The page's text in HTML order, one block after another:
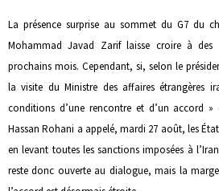
La présence surprise au sommet du G7 du
Mohammad Javad Zarif laisse croire à des
prochains mois. Cependant, si, selon le
la visite du Ministre des affaires étrangères
conditions d’une rencontre et d’un accord »
Hassan Rohani a appelé, mardi 27 août, les
en levant toutes les sanctions imposées à
reste donc ouverte au dialogue, mais la